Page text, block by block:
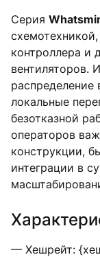
Серия
контроллера и
вентиляторов.
распределение
локальные
безотказной
операторов
конструкции,
интеграции в
— Хешрейт: